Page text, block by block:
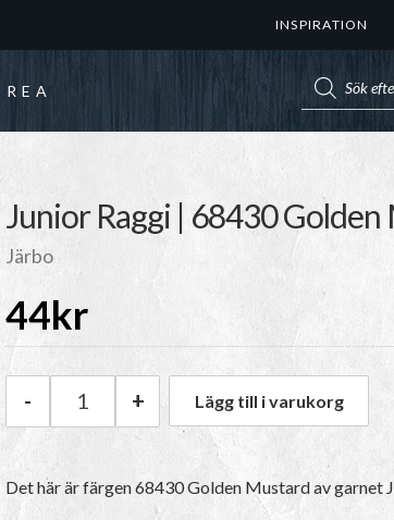
INSPIRATION
REA
Junior Raggi | 68430
Järbo
44kr
Järbo Junior Raggi | 68430 Golden
- + Lägg till i varukorg
Det här är färgen 68430 Golden Mustard av garnet